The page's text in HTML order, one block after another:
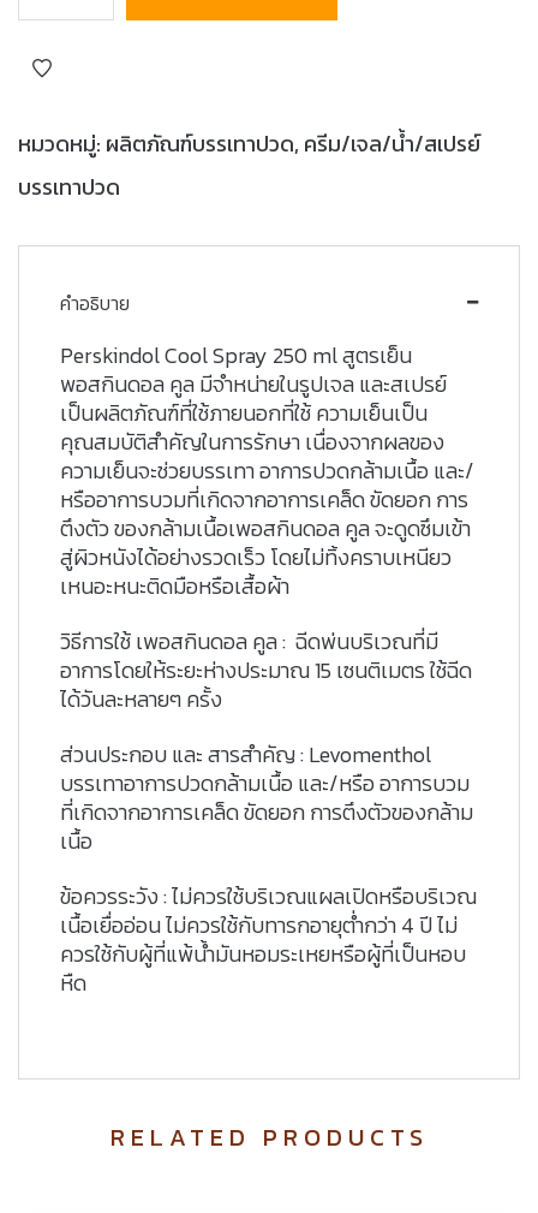
หมวดหมู่: ผลิตภัณฑ์บรรเทาปวด, ครีม/เจล/น้ำ/สเปรย์
บรรเทาปวด
คำอธิบาย
Perskindol Cool Spray 250 ml สูตรเย็น
พอสกินดอล คูล มีจำหน่ายในรูปเจล และสเปรย์
เป็นผลิตภัณฑ์ที่ใช้ภายนอกที่ใช้ ความเย็นเป็น
คุณสมบัติสำคัญในการรักษา เนื่องจากผลของ
ความเย็นจะช่วยบรรเทา อาการปวดกล้ามเนื้อ และ/
หรืออาการบวมที่เกิดจากอาการเคล็ด ขัดยอก การ
ตึงตัว ของกล้ามเนื้อเพอสกินดอล คูล จะดูดซึมเข้า
สู่ผิวหนังได้อย่างรวดเร็ว โดยไม่ทิ้งคราบเหนียว
เหนอะหนะติดมือหรือเสื้อผ้า
วิธีการใช้ เพอสกินดอล คูล : ฉีดพ่นบริเวณที่มี
อาการโดยให้ระยะห่างประมาณ 15 เซนติเมตร ใช้ฉีด
ได้วันละหลายๆ ครั้ง
ส่วนประกอบ และ สารสำคัญ : Levomenthol
บรรเทาอาการปวดกล้ามเนื้อ และ/หรือ อาการบวม
ที่เกิดจากอาการเคล็ด ขัดยอก การตึงตัวของกล้าม
เนื้อ
ข้อควรระวัง : ไม่ควรใช้บริเวณแผลเปิดหรือบริเวณ
เนื้อเยื่ออ่อน ไม่ควรใช้กับทารกอายุต่ำกว่า 4 ปี ไม่
ควรใช้กับผู้ที่แพ้น้ำมันหอมระเหยหรือผู้ที่เป็นหอบ
หืด
RELATED PRODUCTS